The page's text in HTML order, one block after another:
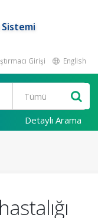
Girişi English
Detaylı Arama